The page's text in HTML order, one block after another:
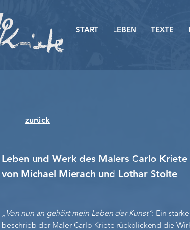
START LEBEN TEXTE
zurück
Leben und Werk des Malers Carlo Kriete
von Michael Mierach und Lothar Stolte
„Von nun an gehört mein Leben der Kunst“: Ein
beschrieb der Maler Carlo Kriete rückblickend die